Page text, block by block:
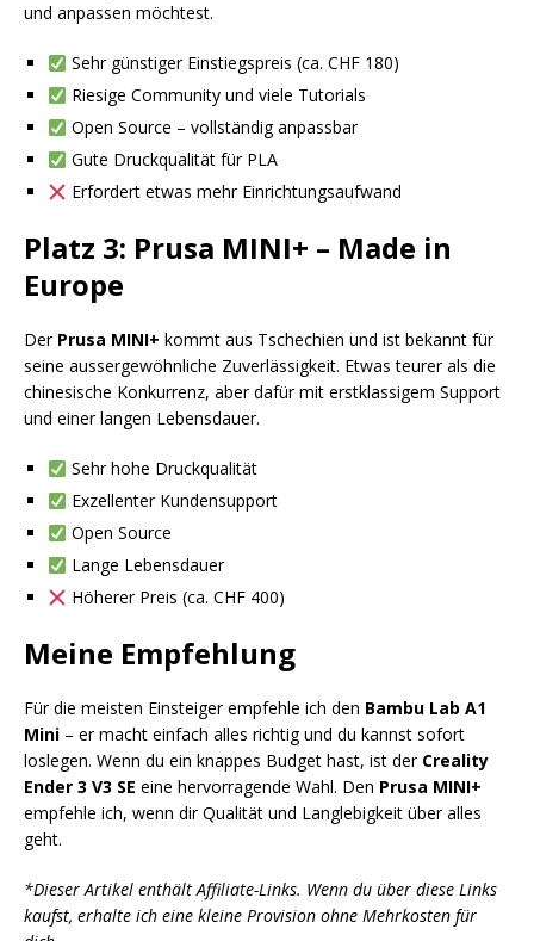
und anpassen möchtest.
Sehr günstiger Einstiegspreis (ca. CHF 180)
Riesige Community und viele Tutorials
Open Source – vollständig anpassbar
Gute Druckqualität für PLA
Erfordert etwas mehr Einrichtungsaufwand
Platz 3: Prusa MINI+ – Made in
Europe
Der Prusa MINI+ kommt aus Tschechien und ist bekannt für
seine aussergewöhnliche Zuverlässigkeit. Etwas teurer als die
chinesische Konkurrenz, aber dafür mit erstklassigem Support
und einer langen Lebensdauer.
Sehr hohe Druckqualität
Exzellenter Kundensupport
Open Source
Lange Lebensdauer
Höherer Preis (ca. CHF 400)
Meine Empfehlung
Für die meisten Einsteiger empfehle ich den Bambu Lab A1
Mini – er macht einfach alles richtig und du kannst sofort
loslegen. Wenn du ein knappes Budget hast, ist der Creality
Ender 3 V3 SE eine hervorragende Wahl. Den Prusa MINI+
empfehle ich, wenn dir Qualität und Langlebigkeit über alles
geht.
*Dieser Artikel enthält Affiliate-Links. Wenn du über diese Links
kaufst, erhalte ich eine kleine Provision ohne Mehrkosten für